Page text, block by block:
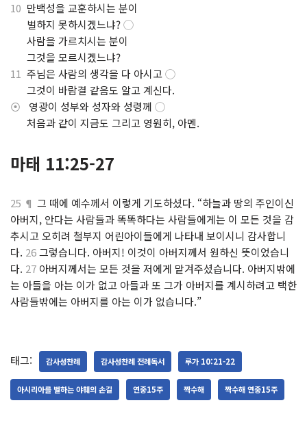
10 만백성을 교훈하시는 분이
벌하지 못하시겠느냐?◯
사람을 가르치시는 분이
그것을 모르시겠느냐?
11 주님은 사람의 생각을 다 아시고◯
그것이 바람결 같음도 알고 계신다.
⦿ 영광이 성부와 성자와 성령께 ◯
처음과 같이 지금도 그리고 영원히, 아멘.
마태 11:25-27
25 ¶ 그 때에 예수께서 이렇게 기도하셨다. “하늘과 땅의 주인이신
아버지, 안다는 사람들과 똑똑하다는 사람들에게는 이 모든 것을 감
추시고 오히려 철부지 어린아이들에게 나타내 보이시니 감사합니
다. 26그렇습니다. 아버지! 이것이 아버지께서 원하신 뜻이었습니
다. 27 아버지께서는 모든 것을 저에게 맡겨주셨습니다. 아버지밖에
는 아들을 아는 이가 없고 아들과 또 그가 아버지를 계시하려고 택한
사람들밖에는 아버지를 아는 이가 없습니다.”
태그: 감사성찬례 감사성찬례 전례독서 루가 10:21-22
아시리아를 벌하는 야훼의 손길 연중15주 짝수해 짝수해 연중15주